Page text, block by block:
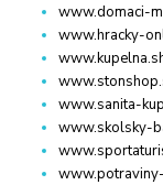
www.domaci-
www.hracky-
www.sanita-
www.skolsky-